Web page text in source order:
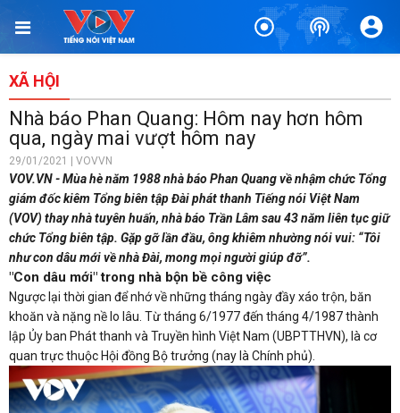
XÃ HỘI
Nhà báo Phan Quang: Hôm nay hơn hôm
qua, ngày mai vượt hôm nay
29/01/2021 | VOVVN
VOV.VN - Mùa hè năm 1988 nhà báo Phan Quang về nhậm chức Tổng
giám đốc kiêm Tổng biên tập Đài phát thanh Tiếng nói Việt Nam
(VOV) thay nhà tuyên huấn, nhà báo Trần Lâm sau 43 năm liên tục giữ
chức Tổng biên tập. Gặp gỡ lần đầu, ông khiêm nhường nói vui: “Tôi
như con dâu mới về nhà Đài, mong mọi người giúp đỡ”.
"Con dâu mới" trong nhà bộn bề công việc
Ngược lại thời gian để nhớ về những tháng ngày đầy xáo trộn, băn
khoăn và nặng nề lo lâu. Từ tháng 6/1977 đến tháng 4/1987 thành
lập Ủy ban Phát thanh và Truyền hình Việt Nam (UBPTTHVN), là cơ
quan trực thuộc Hội đồng Bộ trưởng (nay là Chính phủ).